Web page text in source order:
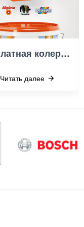
Бесплатная колеровка краски Alpina, Caparol, Diamant
Читать далее